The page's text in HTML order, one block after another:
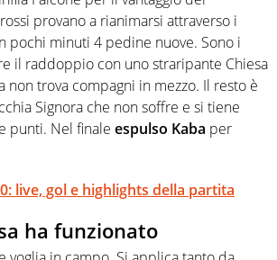
provano a rianimarsi attraverso i
pochi minuti 4 pedine nuove. Sono i
il raddoppio con uno straripante Chiesa
non trova compagni in mezzo. Il resto è
Signora che non soffre e si tiene
punti. Nel finale espulso Kaba per
live, gol e highlights della partita
ha funzionato